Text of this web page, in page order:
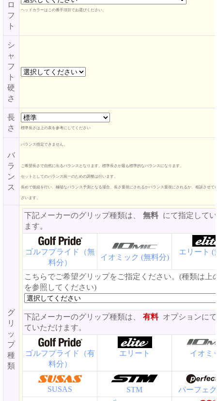
ロ
フ
ト
ヘッドカラーはこの番手項目でお選びください。
シ
ャ
フ
ト
硬
さ
長
さ
標準長さは上の表を参考にしてください
バ
ラ
ン
ス
バランス指定できません。
ご希望長さで自然に出るバランスとなります。標準長さが最も標準的なバランスになります。
セットとしてのバランス統一のための調整は行います。
長めで仮組を行い、極端なバランス予測となる場合、長さ重視にされるかバランス重視にされるか、相談させて
ざいます。
グ
リ
ッ
プ
種
類
下記メーカーのグリップ種類は、 無料 にて指定して
ます。
ゴルフプライド（無
料分）
イオミック (無料分)
エリート (
こちらでご希望グリップをご指定ください。(種類は上
を参照してください)
下記メーカーのグリップ種類は、 有料 オプションに
ていただけます。
ゴルフプライド（有
料分）
エリート イオミ
SUSAS STM パーフェ